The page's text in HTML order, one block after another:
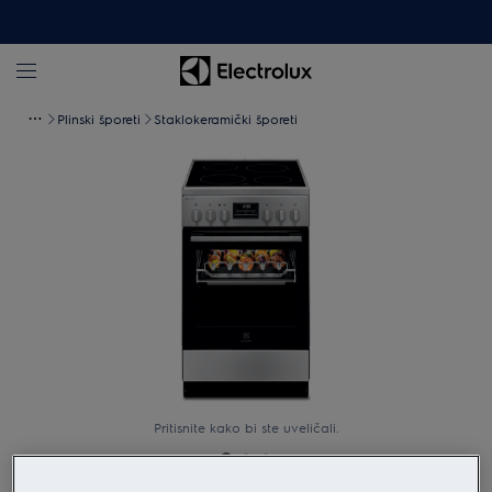
Plinski šporeti Staklokeramički šporeti
Pritisnite kako bi ste uveličali.